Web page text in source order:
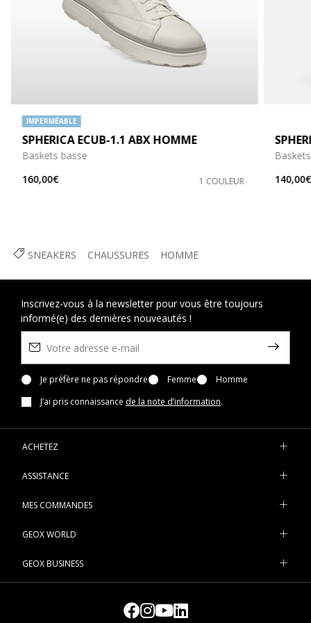
SNEAKERS CHAUSSURES HOMME
IMPERMÉABLE
SPHERICA ECUB-1.1 ABX HOMME
Baskets basse
160,00€
1 COULEUR
140,00€
Inscrivez-vous à la newsletter pour vous être toujours
informé(e) des dernières nouveautés !
Je préfère ne pas répondre Femme
Homme
J’ai pris connaissance de la note d’information.
ACHETEZ
ASSISTANCE
MES COMMANDES
GEOX WORLD
GEOX BUSINESS